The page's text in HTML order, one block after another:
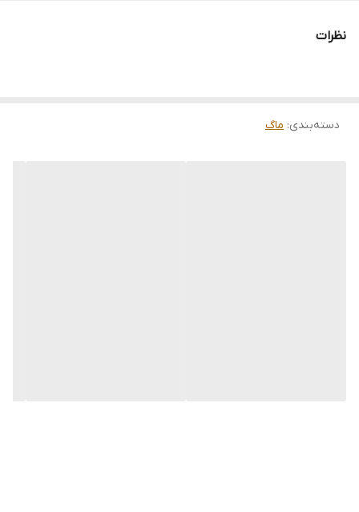
فروش عمده فقط بالای ۲۴ عدد
نظرات
دسته‌بندی: ماگ